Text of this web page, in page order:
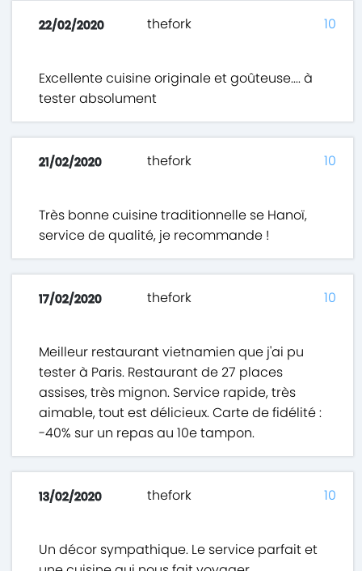
22/02/2020 thefork
Excellente cuisine originale et goûteuse.... à
tester absolument
10
21/02/2020 thefork
Très bonne cuisine traditionnelle se Hanoï,
service de qualité, je recommande !
10
17/02/2020 thefork
Meilleur restaurant vietnamien que j'ai pu
tester à Paris. Restaurant de 27 places
assises, très mignon. Service rapide, très
aimable, tout est délicieux. Carte de fidélité :
-40% sur un repas au 10e tampon.
10
13/02/2020 thefork
Un décor sympathique. Le service parfait et
10